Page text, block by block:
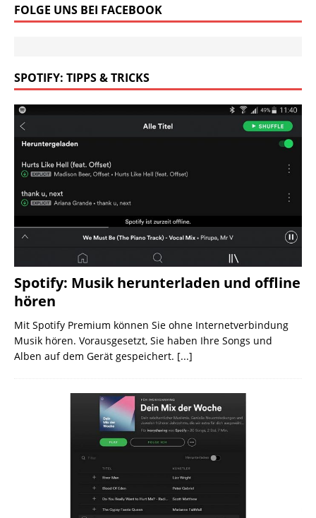
FOLGE UNS BEI FACEBOOK
SPOTIFY: TIPPS & TRICKS
Spotify: Musik herunterladen und offline
hören
Mit Spotify Premium können Sie ohne Internetverbindung
Musik hören. Vorausgesetzt, Sie haben Ihre Songs und
Alben auf dem Gerät gespeichert. [...]